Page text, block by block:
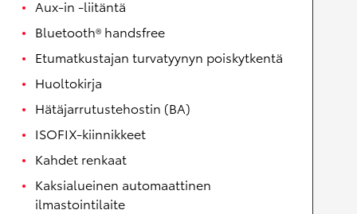
Aux-in -liitäntä
Bluetooth® handsfree
Etumatkustajan turvatyynyn poiskytkentä
Huoltokirja
Hätäjarrutustehostin (BA)
ISOFIX-kiinnikkeet
Kahdet renkaat
Kaksialueinen automaattinen
ilmastointilaite